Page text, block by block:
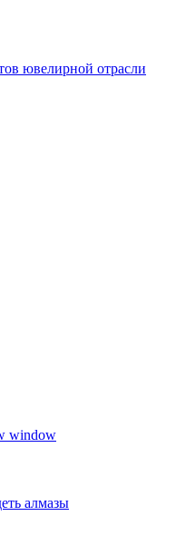
ювелирной отрасли
window
алмазы